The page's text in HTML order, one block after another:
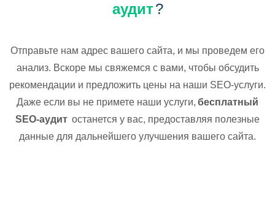
аудит?
Отправьте нам адрес вашего сайта, и мы проведем его
анализ. Вскоре мы свяжемся с вами, чтобы обсудить
рекомендации и предложить цены на наши SEO-услуги.
Даже если вы не примете наши услуги, бесплатный
SEO-аудит останется у вас, предоставляя полезные
данные для дальнейшего улучшения вашего сайта.